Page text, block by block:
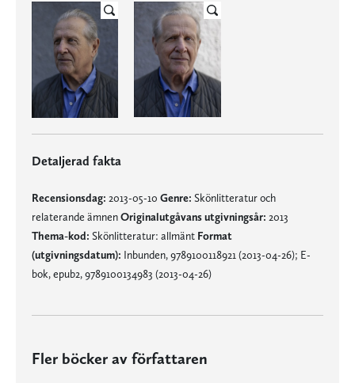
Detaljerad fakta
Recensionsdag: 2013-05-10 Genre: Skönlitteratur och
relaterande ämnenOriginalutgåvans utgivningsår: 2013
Thema-kod: Skönlitteratur: allmänt Format
(utgivningsdatum): Inbunden, 9789100118921 (2013-04-26); E-
bok, epub2, 9789100134983 (2013-04-26)
Fler böcker av författaren